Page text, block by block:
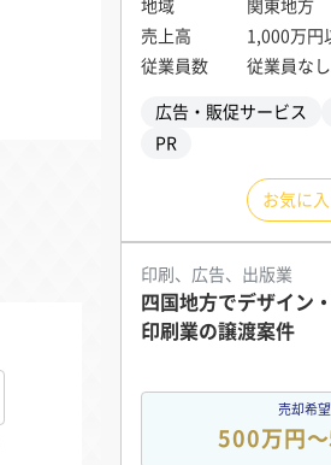
地域
関東地方
売上高
1,000万円
従業員数
従業員なし
広告・販促サービス
PR
お気に入
印刷、広告、出版業
四国地方でデザイン
印刷業の譲渡案件
売却希
500万円